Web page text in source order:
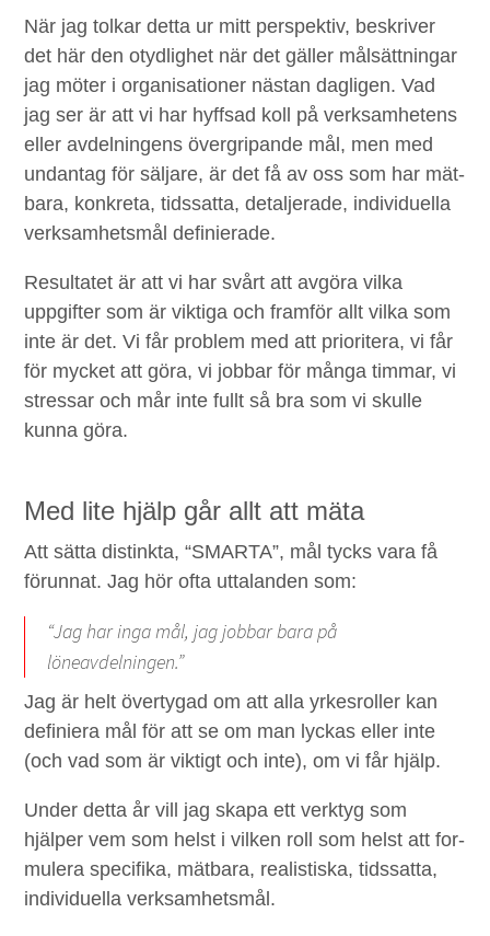
När jag tolkar det­ta ur mitt per­spek­tiv, beskriv­er
det här den oty­d­lighet när det gäller mål­sät­tningar
jag möter i organ­i­sa­tion­er näs­tan dagli­gen. Vad
jag ser är att vi har hyff­sad koll på verk­samhetens
eller avdel­nin­gens över­gri­pande mål, men med
undan­tag för säl­jare, är det få av oss som har mät­
bara, konkre­ta, tidssat­ta, detal­jer­ade, indi­vidu­el­la
verk­samhetsmål definierade.
Resul­tatet är att vi har svårt att avgöra vil­ka
uppgifter som är vik­ti­ga och fram­för allt vil­ka som
inte är det. Vi får prob­lem med att pri­or­it­era, vi får
för myck­et att göra, vi job­bar för mån­ga tim­mar, vi
stres­sar och mår inte fullt så bra som vi skulle
kun­na göra.
Med lite hjälp går allt att mäta
Att sät­ta dis­tink­ta,“SMAR­TA”, mål tycks vara få
förun­nat. Jag hör ofta utta­lan­den som:
“Jag har inga mål, jag job­bar bara på
löneavdelningen.”
Jag är helt över­ty­gad om att alla yrkesroller kan
definiera mål för att se om man lyckas eller inte
(och vad som är vik­tigt och inte), om vi får hjälp.
Under det­ta år vill jag ska­pa ett verk­tyg som
hjälper vem som helst i vilken roll som helst att for­
mulera speci­fi­ka, mät­bara, real­is­tiska, tidssat­ta,
indi­vidu­el­la verksamhetsmål.